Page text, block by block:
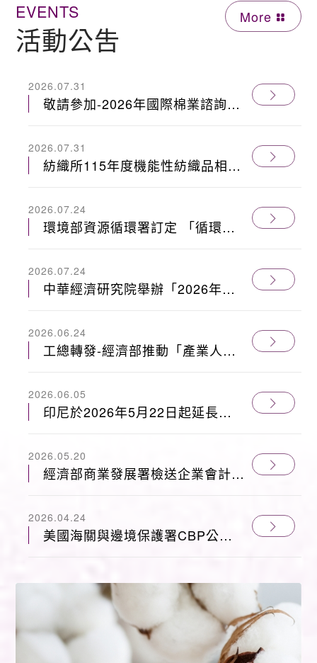
EVENTS
活動公吿
More
2026.07.31
敬請參加-2026年國際棉業諮詢委
2026.07.31
紡織所115年度機能性紡織品相關
2026.07.24
環境部資源循環署訂定 「循環產
容器商品、循環服務及無機材料類
等5大類「循環標誌申請作業指
2026.07.24
中華經濟研究院舉辦「2026年國
2026.06.24
工總轉發-經濟部推動「產業人才
2026.06.05
印尼於2026年5月22日起延長實
單中。
2026.05.20
經濟部商業發展署檢送企業會計準
2026.04.24
美國海關與邊境保護署CBP公布